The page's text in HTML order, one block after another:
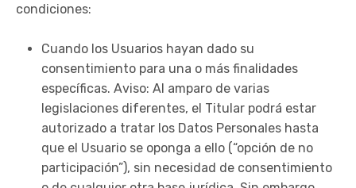
condiciones:
Cuando los Usuarios hayan dado su
consentimiento para una o más finalidades
específicas. Aviso: Al amparo de varias
legislaciones diferentes, el Titular podrá estar
autorizado a tratar los Datos Personales hasta
que el Usuario se oponga a ello (“opción de no
participación”), sin necesidad de consentimiento